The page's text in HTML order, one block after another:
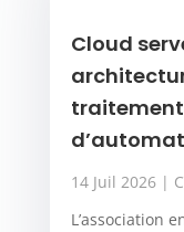
Cloud
14 Juil 2026|
L’association